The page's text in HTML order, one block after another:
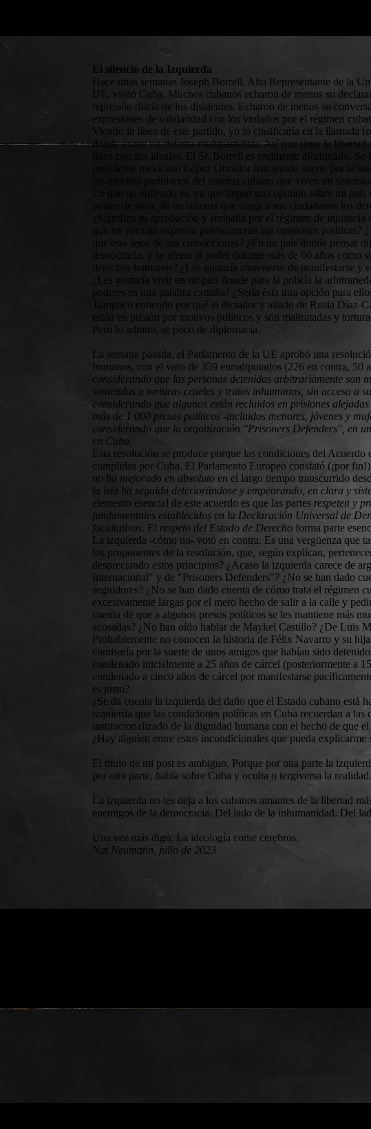
El silencio de la Izquierda
Hace unas semanas Joseph Borrell, Alto Representante de la
UE, visitó Cuba. Muchos cubanos echaron de menos su
represión diaria de los disidentes. Echaron de menos su
expresiones de solidaridad con los violados por el régimen
Viendo la línea de este partido, yo lo clasificaría en la llamada
donde existe un sistema multipartidista. Así que tiene la libertad
línea con sus ideales. El Sr. Borrell es realmente afortunado.
presidente mexicano López Obrador han tenido suerte por la
los muchos partidarios del sistema cubano que viven en
Lo que no entiendo es, ya que tienen una opinión sobre mi
ponen de parte de un sistema que niega a sus ciudadanos los
¿Significa su aprobación y simpatía por el régimen de
que les permite expresar públicamente sus opiniones
que está lejos de sus convicciones? ¿En un país donde
democracia, y se aferra al poder durante más de 60 años
derechos humanos? ¿Les gustaría abstenerse de manifestarse y
¿Les gustaría vivir en un país donde para la policía la
poderes es una palabra extraña? ¿Sería ésta una opción para
Tampoco entiendo por qué el dictador y aliado de Rusia Díaz-
están en prisión por motivos políticos y son maltratadas y
Pero lo admito, sé poco de diplomacia.
La semana pasada, el Parlamento de la UE aprobó una
humanos, con el voto de 359 eurodiputados (226 en contra, 50
considerando que las personas detenidas arbitrariamente son
sometidas a torturas crueles y tratos inhumanos, sin acceso a
considerando que algunos están recluidos en prisiones
más de 1 000 presos políticos -incluidos menores, jóvenes y
considerando que la organización "Prisoners Defenders", en
en Cuba.
Esta resolución se produce porque las condiciones del
cumplidas por Cuba. El Parlamento Europeo constató (¡por
no ha mejorado en absoluto en el largo tiempo transcurrido
la isla ha seguido deteriorándose y empeorando, en clara y
elemento esencial de este acuerdo es que las partes respeten y
fundamentales establecidos en la Declaración Universal de
facultativos. El respeto del Estado de Derecho forma parte
La izquierda -cómo no- votó en contra. Es una vergüenza que
los proponentes de la resolución, que, según explican,
despreciando estos principios? ¿Acaso la izquierda carece de
Internacional" y de "Prisoners Defenders"? ¿No se han dado
seguidores? ¿No se han dado cuenta de cómo trata el régimen
excesivamente largas por el mero hecho de salir a la calle y
cuenta de que a algunos presos políticos se les mantiene más
acosadas? ¿No han oído hablar de Maykel Castillo? ¿De Luis
Probablemente no conocen la historia de Félix Navarro y su
comisaría por la suerte de unos amigos que habían sido
condenado inicialmente a 25 años de cárcel (posteriormente a
condenado a cinco años de cárcel por manifestarse
es justo?
¿Se da cuenta la izquierda del daño que el Estado cubano está
izquierda que las condiciones políticas en Cuba recuerdan a
institucionalizado de la dignidad humana con el hecho de que
¿Hay alguien entre estos incondicionales que pueda
El título de mi post es ambiguo. Porque por una parte la
por otra parte, habla sobre Cuba y oculta o tergiversa la
La izquierda no les deja a los cubanos amantes de la libertad
enemigos de la democracia. Del lado de la inhumanidad. Del
Una vez más digo: La ideología come cerebros.
Nat Neumann, julio de 2023